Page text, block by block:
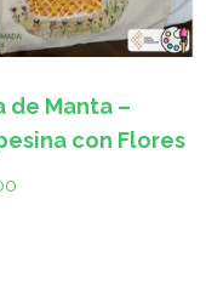
de Manta –
con Flores